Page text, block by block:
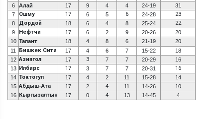
6
Алай 17 9 4 4 24-19
31
7
Ошму 17 6 5 6 24-28 23
8 Дордой 18 6 4 8 25-24 22
9 Нефтчи 17 6 2 9 20-26
20
10 Талант 18 4 8 6 21-19
20
11
Бишкек Сити 17 4 6 7 15-22
18
12 Азиягол 17 3 7 7 20-29
16
13 Илбирс 17 3 7 7 20-31 16
14 Токтогул 17 4 2 11 15-28
14
15 Абдыш-Ата 17 2 4 11 14-26
10
16 Кыргызалтын 17 0 4 13 14-45 4